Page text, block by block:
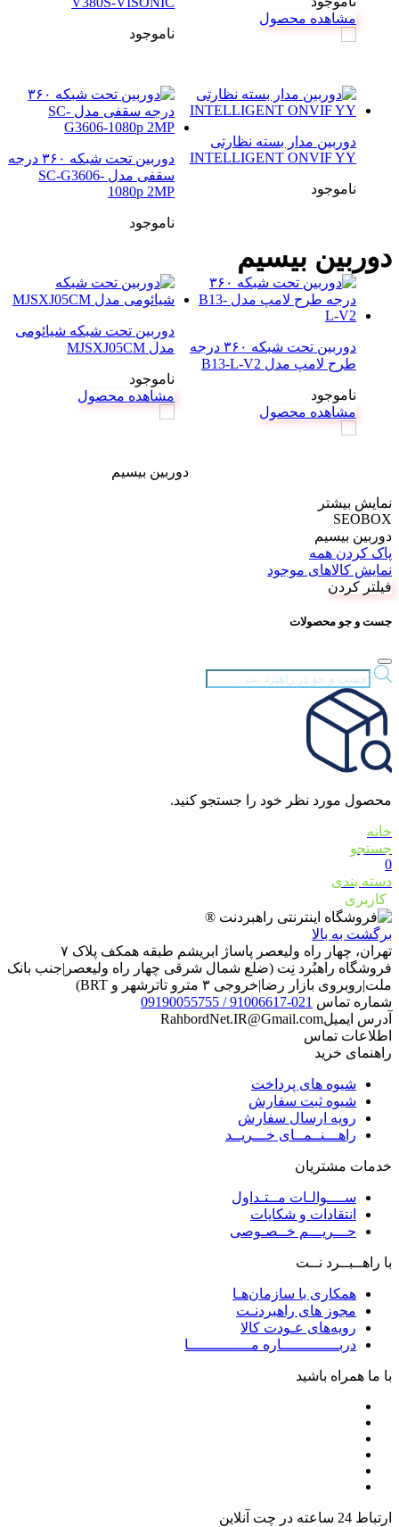
مشاهده محصول
ناموجود
دوربین مدار بسته نظارتی
INTELLIGENT ONVIF YY
ناموجود
دوربین تحت شبکه ۳۶۰ درجه
سقفی مدل SC-G3606-
1080p 2MP
ناموجود
دوربین تحت شبکه ۳۶۰ درجه
طرح لامپ مدل B13-L-V2
ناموجود
مشاهده محصول
دوربین تحت شبکه شیائومی
مدل MJSXJ05CM
ناموجود
مشاهده محصول
دوربین بیسیم
دوربین بیسیم
نمایش بیشتر
SEOBOX
دوربین بیسیم
پاک کردن همه
نمایش کالاهای موجود
فیلتر کردن
جست و جو محصولات
Products
search
محصول مورد نظر خود را جستجو کنید.
خانه
جستجو
0
دسته بندی
کاربری
برگشت به بالا
تهران، چهار راه ولیعصر پاساژ ابریشم طبقه همکف پلاک ۷
فروشگاه راهبُرد نِت (ضلع شمال شرقی چهار راه ولیعصر|جنب بانک
ملت|روبروی بازار رضا|خروجی ۳ مترو تاترشهر و BRT)‎‎
شماره تماس 021-91006617 / 09190055755
آدرس ایمیلRahbordNet.IR@Gmail.com
اطلاعات تماس
راهنمای خرید
شیوه های پرداخت
شیوه ثبت سفارش
رویه ارسال سفارش
راهـــنــمــای خـــریــد
خدمات مشتریان
ســــوالـات مــتـداول
انتقادات و شکایات
حـــریـــم خــصـوصی
با راهــبــرد نــت
همکاری با سازمان‌هـا
مجوز های راهبردنـت
رویه‌های عـودت کالا
دربـــــــــــــاره مــــــــــــــا
با ما همراه باشید
ارتباط 24 ساعته در چت آنلاین